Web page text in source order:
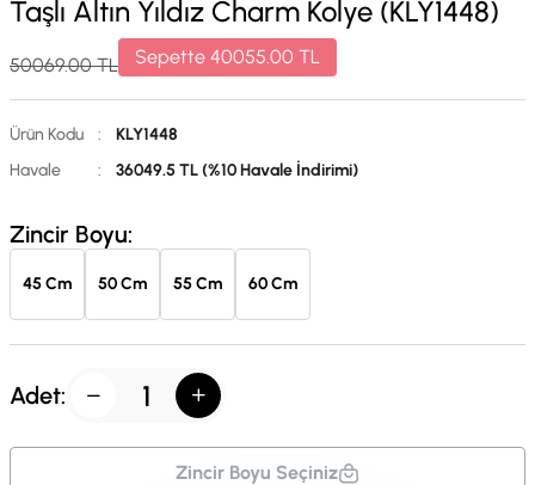
Taşlı Altın Yıldız Charm Kolye (KLY1448)
50069.00TL Sepette 40055.00 TL
Ürün Kodu :
KLY1448
Havale
: 36049.5 TL (%10 Havale İndirimi)
Zincir Boyu:
45 Cm 50 Cm 55 Cm 60 Cm
Adet:
Zincir Boyu Seçiniz